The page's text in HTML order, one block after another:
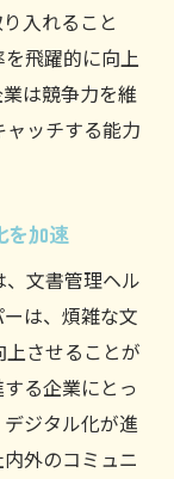
入れること
飛躍的に向上
は競争力を維
ッチする能力
を加速
文書管理ヘル
は、煩雑な文
させることが
る企業にとっ
ジタル化が進
外のコミュニ